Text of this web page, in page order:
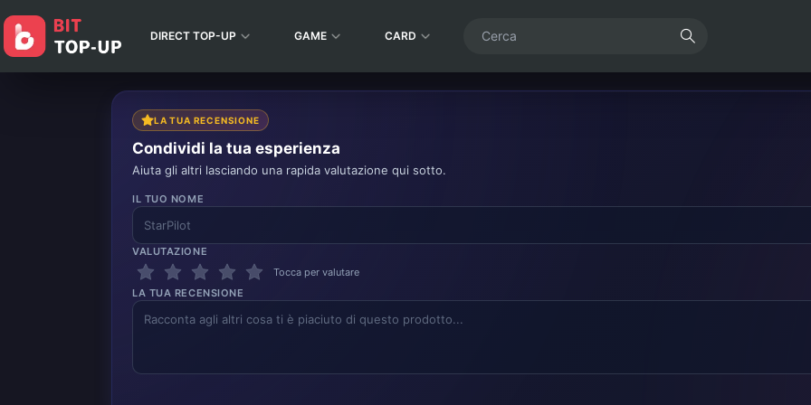
DIRECT TOP-UP GAME CARD
LA TUA RECENSIONE
Condividi la tua esperienza
Aiuta gli altri lasciando una rapida valutazione qui sotto.
IL TUO NOME
VALUTAZIONE
Tocca per valutare
LA TUA RECENSIONE